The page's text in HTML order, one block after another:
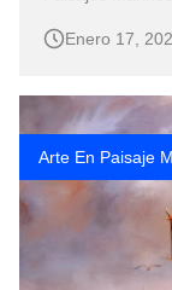
MARINAS AL
Cuadros
Enero 17,
Arte En Paisaje